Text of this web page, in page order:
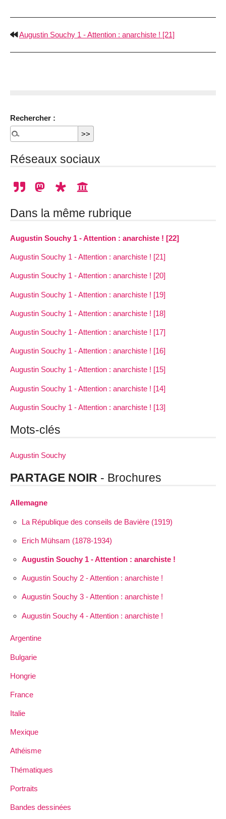
Augustin Souchy 1 - Attention : anarchiste ! [21]
Rechercher :
Réseaux sociaux
Dans la même rubrique
Augustin Souchy 1 - Attention : anarchiste ! [22]
Augustin Souchy 1 - Attention : anarchiste ! [21]
Augustin Souchy 1 - Attention : anarchiste ! [20]
Augustin Souchy 1 - Attention : anarchiste ! [19]
Augustin Souchy 1 - Attention : anarchiste ! [18]
Augustin Souchy 1 - Attention : anarchiste ! [17]
Augustin Souchy 1 - Attention : anarchiste ! [16]
Augustin Souchy 1 - Attention : anarchiste ! [15]
Augustin Souchy 1 - Attention : anarchiste ! [14]
Augustin Souchy 1 - Attention : anarchiste ! [13]
Mots-clés
Augustin Souchy
PARTAGE NOIR - Brochures
Allemagne
La République des conseils de Bavière (1919)
Erich Mühsam (1878-1934)
Augustin Souchy 1 - Attention : anarchiste !
Augustin Souchy 2 - Attention : anarchiste !
Augustin Souchy 3 - Attention : anarchiste !
Augustin Souchy 4 - Attention : anarchiste !
Argentine
Bulgarie
Hongrie
France
Italie
Mexique
Athéisme
Thématiques
Portraits
Bandes dessinées